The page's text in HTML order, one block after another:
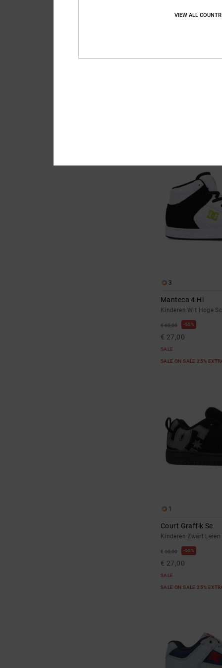
6
3
Manteca 4 Hi
Kinderen Wit Hoge
€ 60,00 55%
€ 27,00
SALE
SALE ON SALE 25%
1
Court Graffik Se
Kinderen Zwart
€ 60,00 55%
€ 27,00
SALE
SALE ON SALE 25%
VIEW ALL